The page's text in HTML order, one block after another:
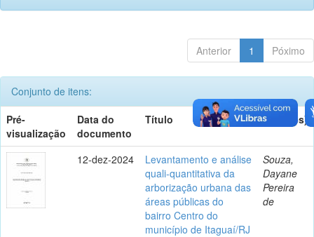
Anterior 1 Póximo
Conjunto de itens:
Pré-
visualização
Data do
documento
Título Autor(es)
12-dez-2024
Levantamento e análise
quali-quantitativa da
arborização urbana das
áreas públicas do
bairro Centro do
município de Itaguaí/RJ
Souza,
Dayane
Pereira
de